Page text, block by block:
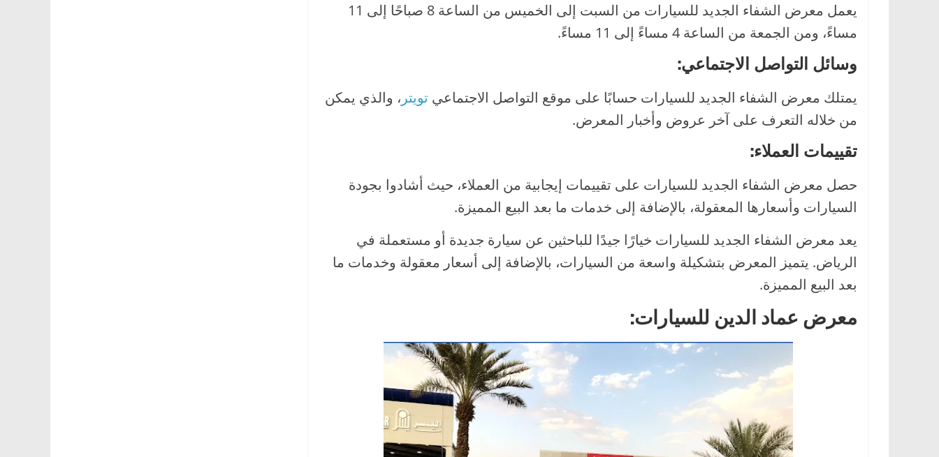
يعمل معرض الشفاء الجديد للسيارات من السبت إلى الخميس من الساعة 8 صباحًا إلى 11
مساءً، ومن الجمعة من الساعة 4 مساءً إلى 11 مساءً.
وسائل التواصل الاجتماعي:
يمتلك معرض الشفاء الجديد للسيارات حسابًا على موقع التواصل الاجتماعي تويتر ، والذي يمكن
من خلاله التعرف على آخر عروض وأخبار المعرض.
تقييمات العملاء:
حصل معرض الشفاء الجديد للسيارات على تقييمات إيجابية من العملاء، حيث أشادوا بجودة
السيارات وأسعارها المعقولة، بالإضافة إلى خدمات ما بعد البيع المميزة.
يعد معرض الشفاء الجديد للسيارات خيارًا جيدًا للباحثين عن سيارة جديدة أو مستعملة في
الرياض. يتميز المعرض بتشكيلة واسعة من السيارات، بالإضافة إلى أسعار معقولة وخدمات ما
بعد البيع المميزة.
معرض عماد الدين للسيارات: